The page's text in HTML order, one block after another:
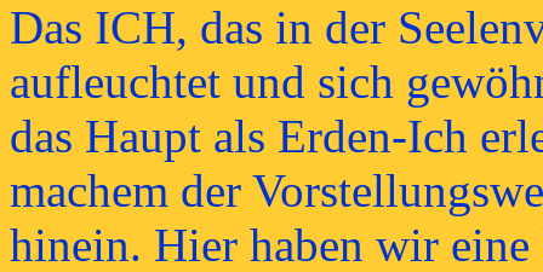
Das ICH, das in der
aufleuchtet und sich
das Haupt als Erden-Ich
machem der
hinein. Hier haben wir eine